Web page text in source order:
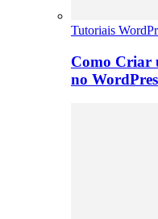
Tutoriais
Como Criar
no